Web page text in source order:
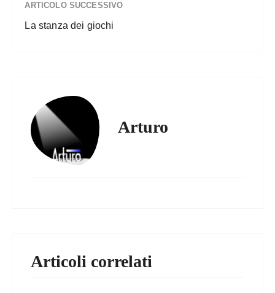
ARTICOLO SUCCESSIVO
La stanza dei giochi
Arturo
Articoli correlati